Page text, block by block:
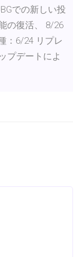
での新しい投
の復活、 8/26
：6/24 リプレ
プデートによ